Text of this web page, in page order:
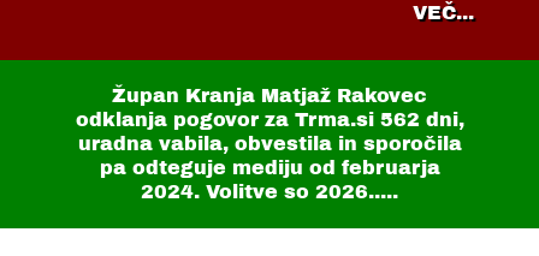
VEČ...
Župan Kranja Matjaž Rakovec
odklanja pogovor za Trma.si 562 dni,
uradna vabila, obvestila in sporočila
pa odteguje mediju od februarja
2024. Volitve so 2026.....